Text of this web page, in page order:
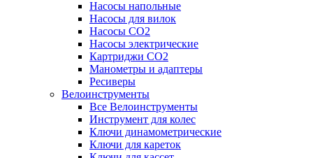
Насосы напольные
Насосы для вилок
Насосы CO2
Насосы электрические
Картриджи CO2
Манометры и адаптеры
Ресиверы
Велоинструменты
Все Велоинструменты
Инструмент для колес
Ключи динамометрические
Ключи для кареток